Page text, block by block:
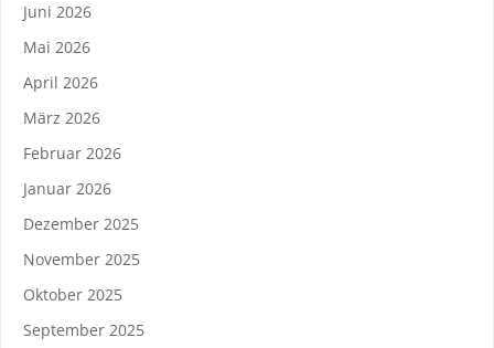
Juni 2026
Mai 2026
April 2026
März 2026
Februar 2026
Januar 2026
Dezember 2025
November 2025
Oktober 2025
September 2025